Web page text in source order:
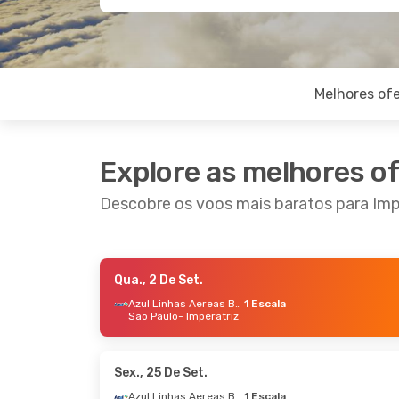
Melhores
Explore as melhores
Descobre os voos mais baratos para
Azul Linhas Aereas Brasileiras Direto
- Imperatriz
Qua., 2 De Set.
Azul Linhas Aereas Brasileiras 1 Escala
São Paulo- Imperatriz
Sex., 25 De Set.
Azul Linhas Aereas Brasileiras 1 Escala